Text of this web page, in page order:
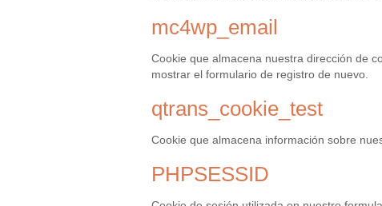
mc4wp_email
Cookie que almacena nuestra dirección de
mostrar el formulario de registro de nuevo.
qtrans_cookie_test
Cookie que almacena información sobre
PHPSESSID